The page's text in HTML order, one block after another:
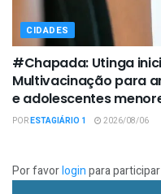
CIDADES
#Chapada: Utinga
Multivacinação para
e adolescentes
PORESTAGIÁRIO 1 2026/08/06
Por favorloginpara